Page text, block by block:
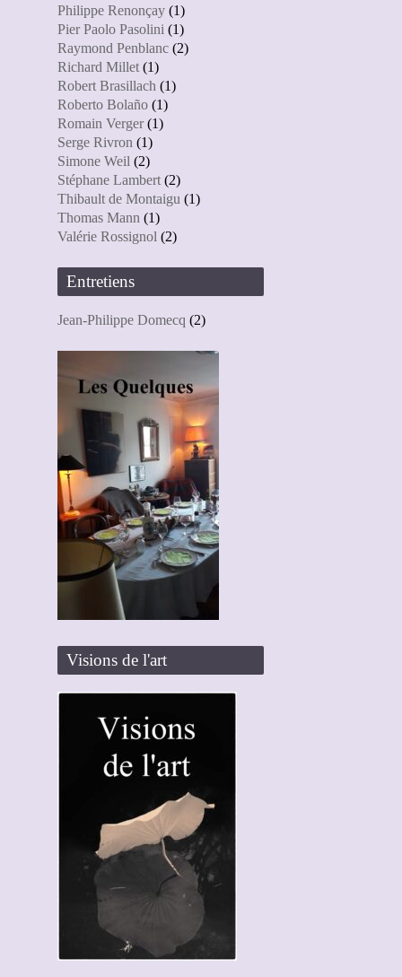
Philippe Renonçay (1)
Pier Paolo Pasolini (1)
Raymond Penblanc (2)
Richard Millet (1)
Robert Brasillach (1)
Roberto Bolaño (1)
Romain Verger(1)
Serge Rivron (1)
Simone Weil (2)
Stéphane Lambert (2)
Thibault de Montaigu (1)
Thomas Mann (1)
Valérie Rossignol (2)
Entretiens
Jean-Philippe Domecq (2)
Visions de l'art